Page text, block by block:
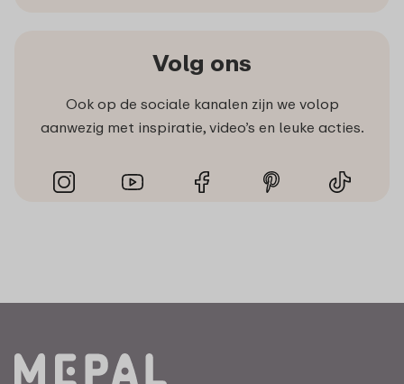
Volg ons
Ook op de sociale kanalen zijn we volop
aanwezig met inspiratie, video’s en leuke acties.